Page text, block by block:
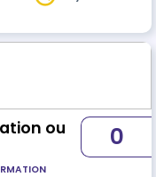
et vous
ou
0